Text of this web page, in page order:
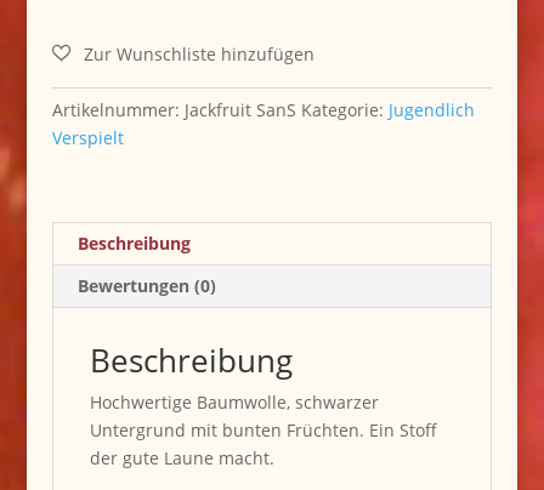
Artikelnummer: Jackfruit SanS Kategorie: Jugendlich
Verspielt
Beschreibung
Bewertungen (0)
Beschreibung
Hochwertige Baumwolle, schwarzer
Untergrund mit bunten Früchten. Ein Stoff
der gute Laune macht.